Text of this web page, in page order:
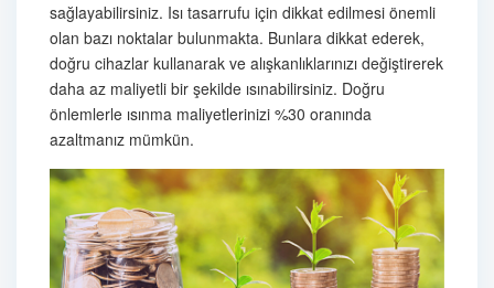
sağlayabilirsiniz. Isı tasarrufu için dikkat edilmesi önemli
olan bazı noktalar bulunmakta. Bunlara dikkat ederek,
doğru cihazlar kullanarak ve alışkanlıklarınızı değiştirerek
daha az maliyetli bir şekilde ısınabilirsiniz. Doğru
önlemlerle ısınma maliyetlerinizi %30 oranında
azaltmanız mümkün.